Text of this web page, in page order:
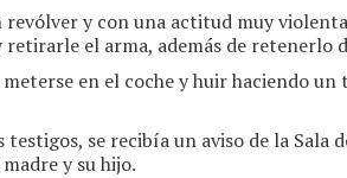
revólver y con una actitud muy
el arma, además de retenerlo
en el coche y huir haciendo
se recibía un aviso de la
y su hijo.